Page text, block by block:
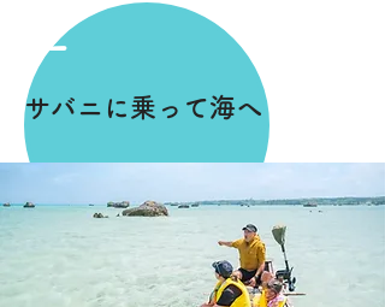
2
サバニに乗って海へ